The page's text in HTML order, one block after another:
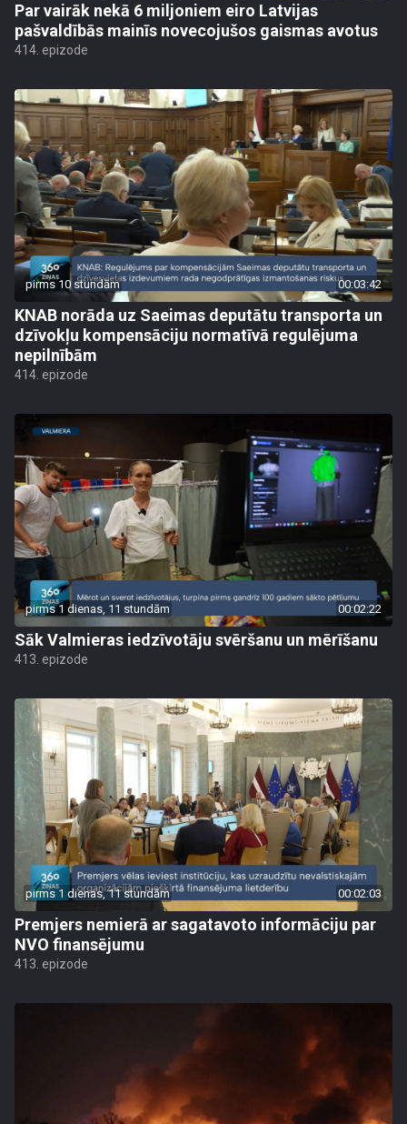
Par vairāk nekā 6 miljoniem eiro Latvijas
pašvaldībās mainīs novecojušos gaismas avotus
414. epizode
pirms 10 stundām 00:03:42
KNAB norāda uz Saeimas deputātu transporta un
dzīvokļu kompensāciju normatīvā regulējuma
nepilnībām
414. epizode
pirms 1 dienas, 11 stundām 00:02:22
Sāk Valmieras iedzīvotāju svēršanu un mērīšanu
413. epizode
pirms 1 dienas, 11 stundām 00:02:03
Premjers nemierā ar sagatavoto informāciju par
NVO finansējumu
413. epizode